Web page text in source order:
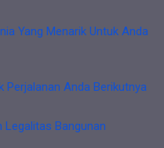
Yang Menarik Untuk Anda
Perjalanan Anda Berikutnya
Legalitas Bangunan